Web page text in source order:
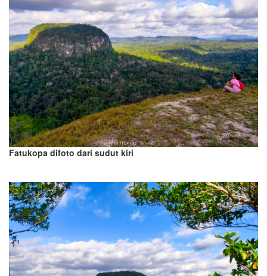
Fatukopa difoto dari sudut kiri